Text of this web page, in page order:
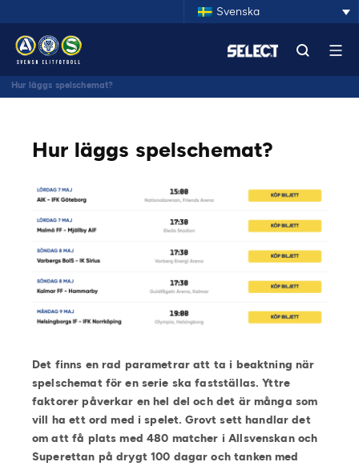
Svenska
Hur läggs spelschemat?
Hur läggs spelschemat?
Det finns en rad parametrar att ta i beaktning när
spelschemat för en serie ska fastställas. Yttre
faktorer påverkar en hel del och det är många som
vill ha ett ord med i spelet. Grovt sett handlar det
om att få plats med 480 matcher i Allsvenskan och
Superettan på drygt 100 dagar och tanken med